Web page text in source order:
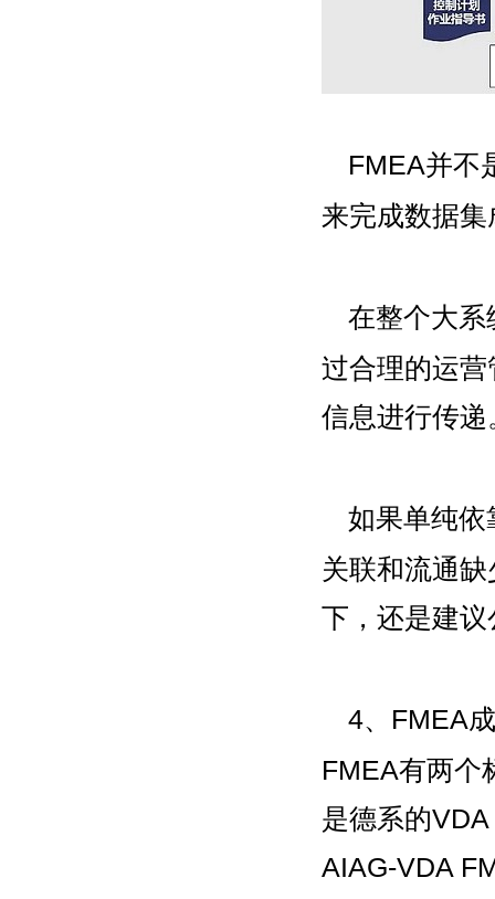
FMEA并不
来完成数据
在整个大系
过合理的运
信息进行传递
如果单纯依
关联和流通
下，还是建
4、FMEA
FMEA有两个
是德系的
AIAG-VDA